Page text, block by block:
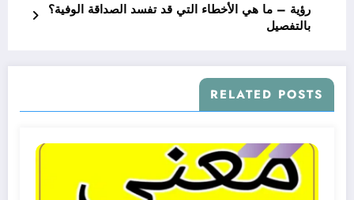
رؤية – ما هي الأخطاء التي قد تفسد الصداقة الوفية؟
بالتفصيل
RELATED POSTS